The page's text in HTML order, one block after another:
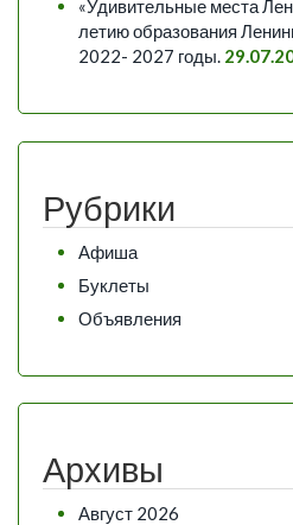
«Удивительные места
летию образования
2022- 2027 годы.
Рубрики
Афиша
Буклеты
Объявления
Архивы
Август 2026